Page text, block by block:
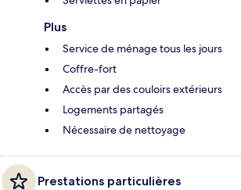
Plus
Service de ménage tous les jours
Coffre-fort
Accès par des couloirs extérieurs
Logements partagés
Nécessaire de nettoyage
Prestations particulières